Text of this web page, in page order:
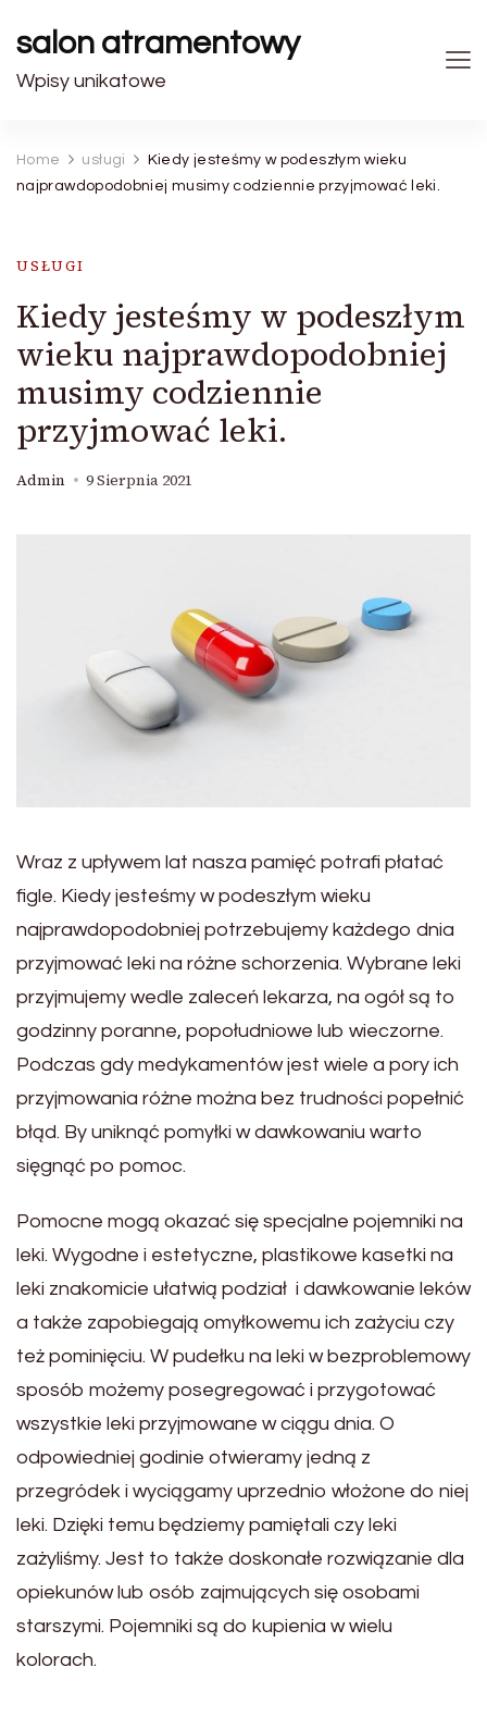
salon atramentowy
Wpisy unikatowe
Home usługi
Kiedy jesteśmy w podeszłym wieku
najprawdopodobniej musimy codziennie przyjmować leki.
USŁUGI
Kiedy jesteśmy w podeszłym
wieku najprawdopodobniej
musimy codziennie
przyjmować leki.
Admin 9 Sierpnia 2021
Wraz z upływem lat nasza pamięć potrafi płatać
figle. Kiedy jesteśmy w podeszłym wieku
najprawdopodobniej potrzebujemy każdego dnia
przyjmować leki na różne schorzenia. Wybrane leki
przyjmujemy wedle zaleceń lekarza, na ogół są to
godzinny poranne, popołudniowe lub wieczorne.
Podczas gdy medykamentów jest wiele a pory ich
przyjmowania różne można bez trudności popełnić
błąd. By uniknąć pomyłki w dawkowaniu warto
sięgnąć po pomoc.
Pomocne mogą okazać się specjalne pojemniki na
leki. Wygodne i estetyczne, plastikowe kasetki na
leki znakomicie ułatwią podział i dawkowanie leków
a także zapobiegają omyłkowemu ich zażyciu czy
też pominięciu. W pudełku na leki w bezproblemowy
sposób możemy posegregować i przygotować
wszystkie leki przyjmowane w ciągu dnia. O
odpowiedniej godinie otwieramy jedną z
przegródek i wyciągamy uprzednio włożone do niej
leki. Dzięki temu będziemy pamiętali czy leki
zażyliśmy. Jest to także doskonałe rozwiązanie dla
opiekunów lub osób zajmujących się osobami
starszymi. Pojemniki są do kupienia w wielu
kolorach.